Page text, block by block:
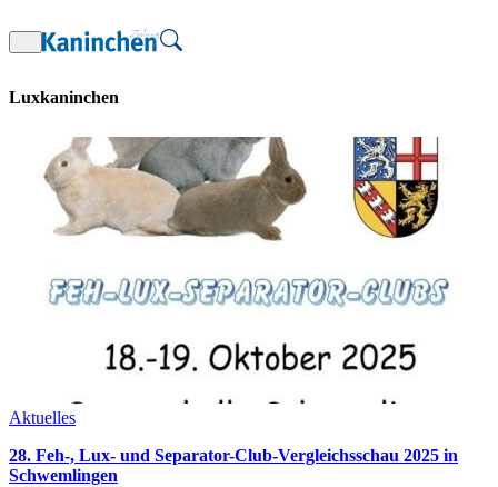
Inhalt
springen
Luxkaninchen
Aktuelles
28. Feh-, Lux- und Separator-Club-Vergleichsschau 2025 in
Schwemlingen